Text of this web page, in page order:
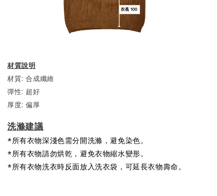
材質說明
材質: 合成纖維
彈性: 超好
厚度: 偏厚
洗滌建議
*所有衣物深淺色需分開洗滌，避免染色。
*所有衣物請勿烘乾，避免衣物縮水變形。
*所有衣物洗衣時反面放入洗衣袋，可延長衣物壽命。